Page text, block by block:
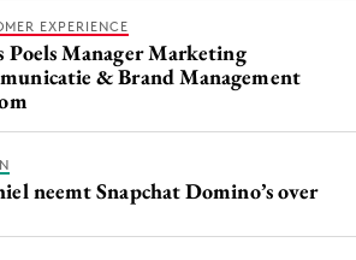
EXPERIENCE
Poels Manager Marketing
& Brand Management
neemt Snapchat Domino’s over